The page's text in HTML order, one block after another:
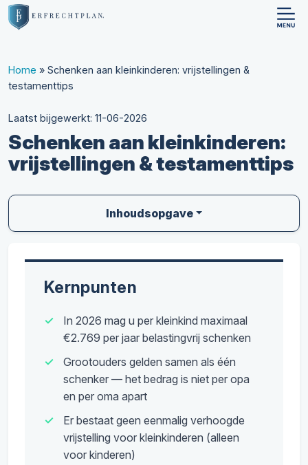
Home » Schenken aan kleinkinderen: vrijstellingen &
testamenttips
Laatst bijgewerkt: 11-06-2026
Schenken aan kleinkinderen:
vrijstellingen & testamenttips
Inhoudsopgave
Kernpunten
In 2026 mag u per kleinkind maximaal
€2.769 per jaar belastingvrij schenken
Grootouders gelden samen als één
schenker — het bedrag is niet per opa
en per oma apart
Er bestaat geen eenmalig verhoogde
vrijstelling voor kleinkinderen (alleen
voor kinderen)